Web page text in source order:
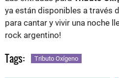
ya están disponibles a través
para cantar y vivir una noche
rock argentino!
Tags: Tributo Oxígeno